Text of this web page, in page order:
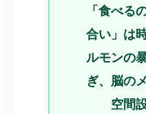
「食べる
合い」は
ルモンの
ぎ、脳の
空間